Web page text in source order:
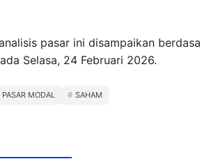
pasar ini disampaikan
Selasa, 24 Februari 2026.
PASAR MODAL SAHAM